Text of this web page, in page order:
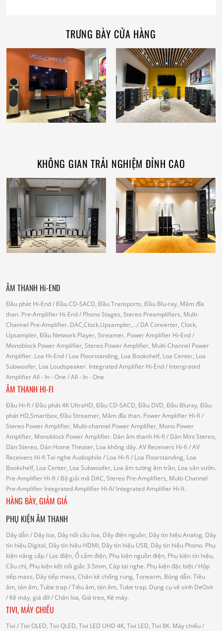
TRƯNG BÀY CỬA HÀNG
KHÔNG GIAN TRẢI NGHIỆM ĐỈNH CAO
ÂM THANH Hi-END
Đầu phát Hi-End/ Đầu CD-SACD, Đầu Transports, Đầu Blu-ray, Mâm đĩa
than. Pre-Amplifier Hi-End/ Phono Stages, Stereo Preamplifiers, Multi-
Channel Pre-Amplifier. DAC,Clock,Upsampler,.../ DA Converter, Clock,
Upsampler, Đầu Network Player, Streamer. Power Amplifier Hi-End/
Monoblock Power Amplifier, Stereo Power Amplifier, Multi-Channel Power
Amplifier. Loa Hi-End/ Loa Floorstanding, Loa Bookshelf, Loa Center, Loa
Subwoofer, Loa Loudspeaker. Integrated Amplifier Hi-End/ Intergrated
AmplifierAll - In - One / All - In - One
ÂM THANH HI-FI
Đầu Hi-fi / Đầu phát 4K UltraHD, Đầu CD-SACD, Đầu DVD, Đầu Bluray, Đầu
phát HD,Smartbox, Đầu Streamer, Mâm đĩa than. Power Amplifier Hi-fi /
Stereo Power Amplifier, Multi-channel Power Amplifier, Mono Power
Amplifier, Monoblock Power Amplifier. Dàn âm thanh Hi-fi / Dàn Mini Stereo,
Dàn Stereo, Dàn Home Theater, Loa không dây. AV Receivers Hi-fi / AV
Receivers Hi-fi Tai nghe Audiophile / Loa Hi-fi / Loa Floorstanding, Loa
Bookshelf, Loa Center, Loa Subwoofer, Loa âm tường âm trần, Loa sân vườn.
Pre-Amplifier Hi-fi / Bộ giải mã DAC, Stereo Pre-Amplifiers, Multi-Channel
Pre-Amplifier Integrated Amplifier Hi-fi/ Integrated Amplifier Hi-fi.
HÀNG BÀY, GIẢM GIÁ
PHỤ KIỆN ÂM THANH
Dây dẫn/ Dây loa, Dây nối cầu loa, Dây điện nguồn, Dây tín hiệu Analog, Dây
tín hiệu Digital, Dây tín hiệu HDMI, Dây tín hiệu USB, Dây tín hiệu Phono. Phụ
kiện nâng cấp/ Lọc điện, Ổ cắm điện, Phụ kiện nguồn điện, Phụ kiện tín hiệu,
Cầu chì, Phụ kiện kết nối giắc 3.5mm, Cáp tai nghe. Phụ kiện đặc biệt/ Hộp
tiếp mass, Dây tiếp mass, Chân kê chống rung, Tonearm, Bóng dẫn. Tiêu
âm, tán âm, Tube trap/ Tiêu âm, tán âm, Tube trap. Dụng cụ vệ sinh DeOxit
/ Kệ máy, giá đỡ/ Chân loa, Giá treo, Kệ máy.
TIVI, MÁY CHIẾU
Tivi / Tivi OLED, Tivi QLED, Tivi LED UHD 4K, Tivi LED, Tivi 8K. Máy chiếu/